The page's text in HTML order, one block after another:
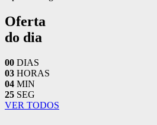
Oferta
do dia
00 DIAS
03 HORAS
04 MIN
23 SEG
VER TODOS